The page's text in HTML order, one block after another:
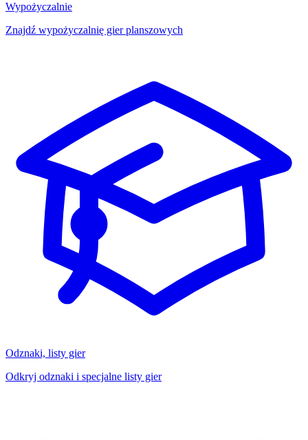
Wypożyczalnie
Znajdź wypożyczalnię gier planszowych
Odznaki, listy gier
Odkryj odznaki i specjalne listy gier